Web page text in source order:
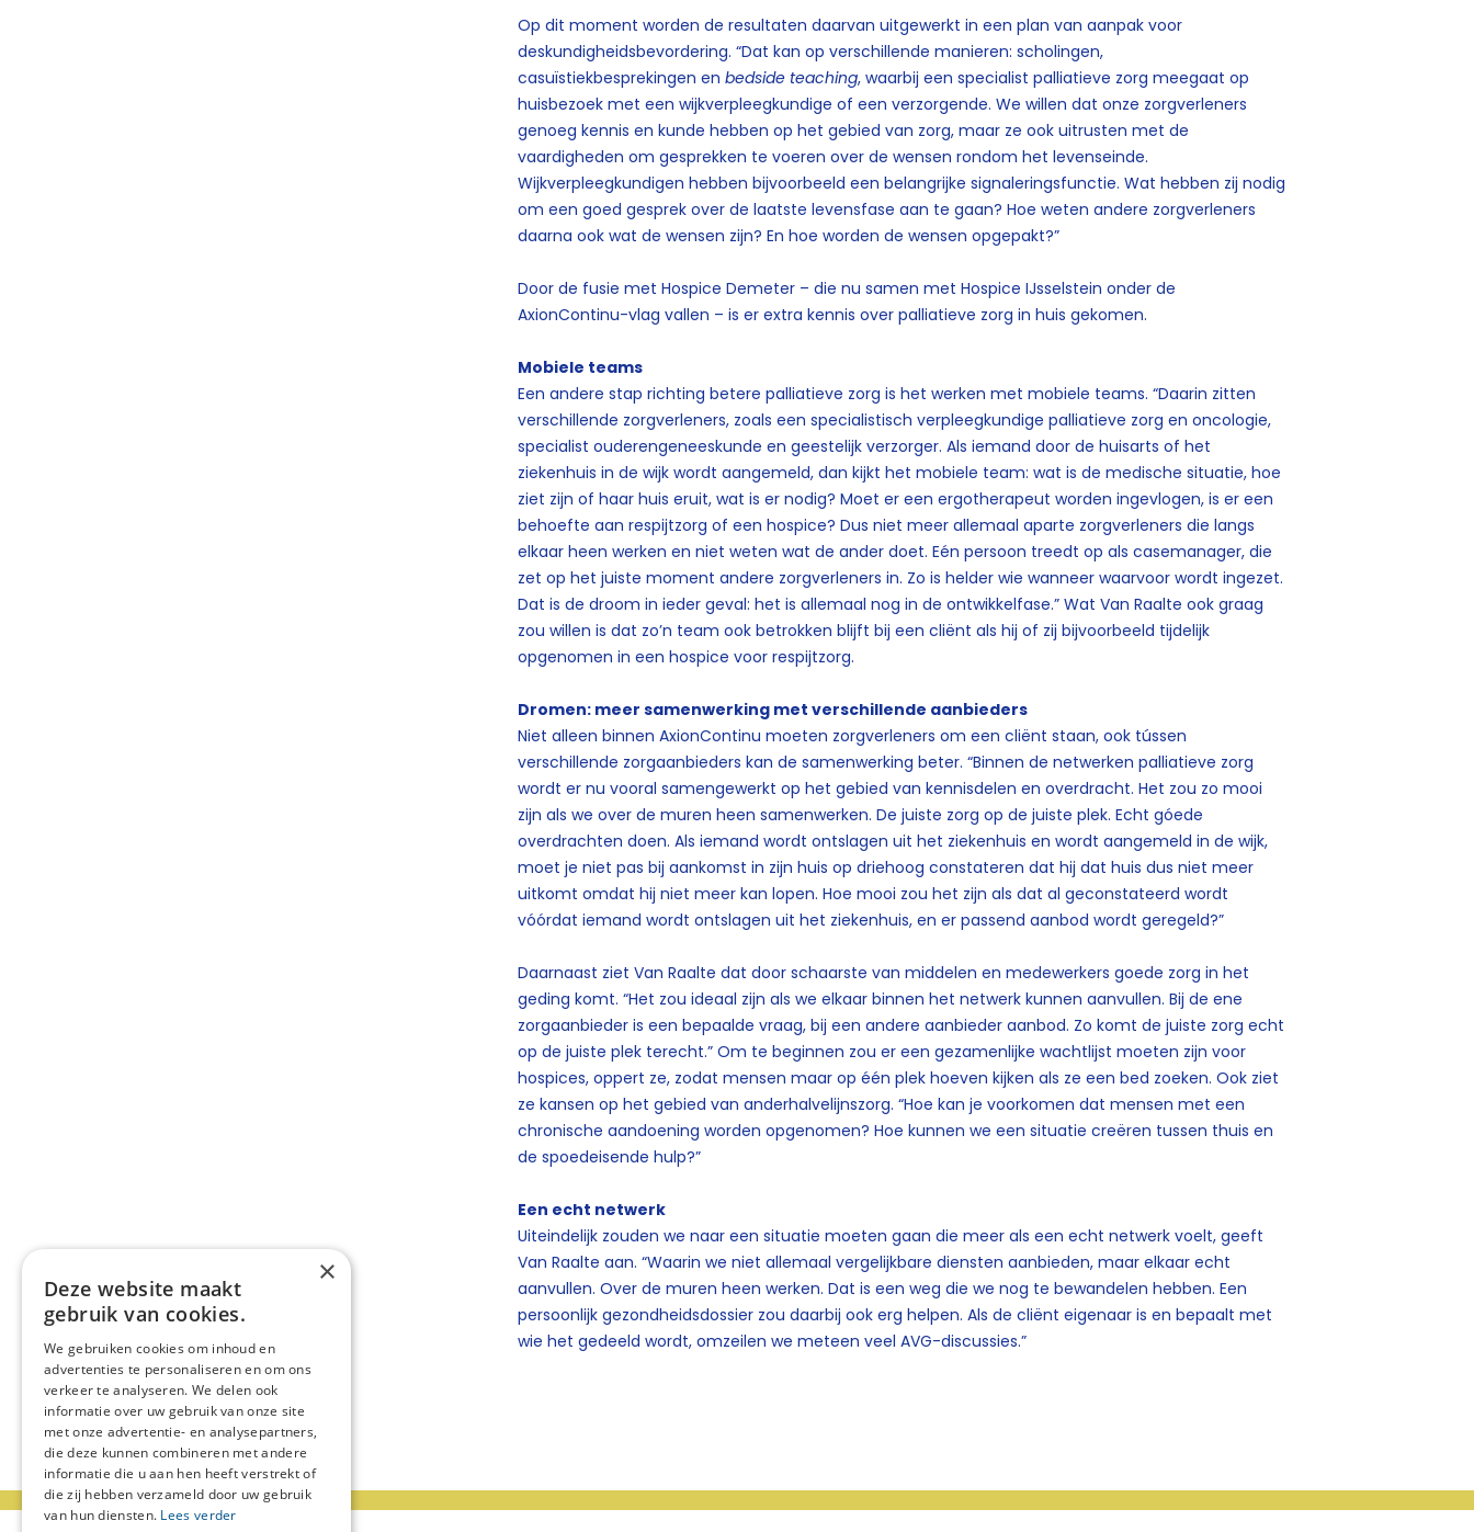
Op dit moment worden de resultaten daarvan uitgewerkt in een plan van aanpak voor
deskundigheidsbevordering. “Dat kan op verschillende manieren: scholingen,
casuïstiekbesprekingen en bedside teaching, waarbij een specialist palliatieve zorg meegaat op
huisbezoek met een wijkverpleegkundige of een verzorgende. We willen dat onze zorgverleners
genoeg kennis en kunde hebben op het gebied van zorg, maar ze ook uitrusten met de
vaardigheden om gesprekken te voeren over de wensen rondom het levenseinde.
Wijkverpleegkundigen hebben bijvoorbeeld een belangrijke signaleringsfunctie. Wat hebben zij nodig
om een goed gesprek over de laatste levensfase aan te gaan? Hoe weten andere zorgverleners
daarna ook wat de wensen zijn? En hoe worden de wensen opgepakt?”
Door de fusie met Hospice Demeter – die nu samen met Hospice IJsselstein onder de
AxionContinu-vlag vallen – is er extra kennis over palliatieve zorg in huis gekomen.
Mobiele teams
Een andere stap richting betere palliatieve zorg is het werken met mobiele teams. “Daarin zitten
verschillende zorgverleners, zoals een specialistisch verpleegkundige palliatieve zorg en oncologie,
specialist ouderengeneeskunde en geestelijk verzorger. Als iemand door de huisarts of het
ziekenhuis in de wijk wordt aangemeld, dan kijkt het mobiele team: wat is de medische situatie, hoe
ziet zijn of haar huis eruit, wat is er nodig? Moet er een ergotherapeut worden ingevlogen, is er een
behoefte aan respijtzorg of een hospice? Dus niet meer allemaal aparte zorgverleners die langs
elkaar heen werken en niet weten wat de ander doet. Eén persoon treedt op als casemanager, die
zet op het juiste moment andere zorgverleners in. Zo is helder wie wanneer waarvoor wordt ingezet.
Dat is de droom in ieder geval: het is allemaal nog in de ontwikkelfase.” Wat Van Raalte ook graag
zou willen is dat zo’n team ook betrokken blijft bij een cliënt als hij of zij bijvoorbeeld tijdelijk
opgenomen in een hospice voor respijtzorg.
Dromen: meer samenwerking met verschillende aanbieders
Niet alleen binnen AxionContinu moeten zorgverleners om een cliënt staan, ook tússen
verschillende zorgaanbieders kan de samenwerking beter. “Binnen de netwerken palliatieve zorg
wordt er nu vooral samengewerkt op het gebied van kennisdelen en overdracht. Het zou zo mooi
zijn als we over de muren heen samenwerken. De juiste zorg op de juiste plek. Echt góede
overdrachten doen. Als iemand wordt ontslagen uit het ziekenhuis en wordt aangemeld in de wijk,
moet je niet pas bij aankomst in zijn huis op driehoog constateren dat hij dat huis dus niet meer
uitkomt omdat hij niet meer kan lopen. Hoe mooi zou het zijn als dat al geconstateerd wordt
vóórdat iemand wordt ontslagen uit het ziekenhuis, en er passend aanbod wordt geregeld?”
Daarnaast ziet Van Raalte dat door schaarste van middelen en medewerkers goede zorg in het
geding komt. “Het zou ideaal zijn als we elkaar binnen het netwerk kunnen aanvullen. Bij de ene
zorgaanbieder is een bepaalde vraag, bij een andere aanbieder aanbod. Zo komt de juiste zorg echt
op de juiste plek terecht.” Om te beginnen zou er een gezamenlijke wachtlijst moeten zijn voor
hospices, oppert ze, zodat mensen maar op één plek hoeven kijken als ze een bed zoeken. Ook ziet
ze kansen op het gebied van anderhalvelijnszorg. “Hoe kan je voorkomen dat mensen met een
chronische aandoening worden opgenomen? Hoe kunnen we een situatie creëren tussen thuis en
de spoedeisende hulp?”
Een echt netwerk
Uiteindelijk zouden we naar een situatie moeten gaan die meer als een echt netwerk voelt, geeft
Van Raalte aan. “Waarin we niet allemaal vergelijkbare diensten aanbieden, maar elkaar echt
aanvullen. Over de muren heen werken. Dat is een weg die we nog te bewandelen hebben. Een
persoonlijk gezondheidsdossier zou daarbij ook erg helpen. Als de cliënt eigenaar is en bepaalt met
wie het gedeeld wordt, omzeilen we meteen veel AVG-discussies.”
×
Deze website maakt
gebruik van cookies.
We gebruiken cookies om inhoud en
advertenties te personaliseren en om ons
verkeer te analyseren. We delen ook
informatie over uw gebruik van onze site
met onze advertentie- en analysepartners,
die deze kunnen combineren met andere
informatie die u aan hen heeft verstrekt of
die zij hebben verzameld door uw gebruik
van hun diensten. Lees verder